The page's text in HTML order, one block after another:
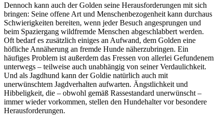
Dennoch kann auch der Golden seine Herausforderungen mit sich
bringen: Seine offene Art und Menschenbezogenheit kann durchaus
Schwierigkeiten bereiten, wenn jeder Besuch angesprungen und
beim Spaziergang wildfremde Menschen abgeschlabbert werden.
Oft bedarf es zusätzlich einiges an Aufwand, dem Golden eine
höfliche Annäherung an fremde Hunde näherzubringen. Ein
häufiges Problem ist außerdem das Fressen von allerlei Gefundenem
unterwegs – teilweise auch unabhängig von seiner Verdaulichkeit.
Und als Jagdhund kann der Goldie natürlich auch mit
unerwünschtem Jagdverhalten aufwarten. Ängstlichkeit und
Hibbeligkeit, die – obwohl gemäß Rassestandard unerwünscht –
immer wieder vorkommen, stellen den Hundehalter vor besondere
Herausforderungen.